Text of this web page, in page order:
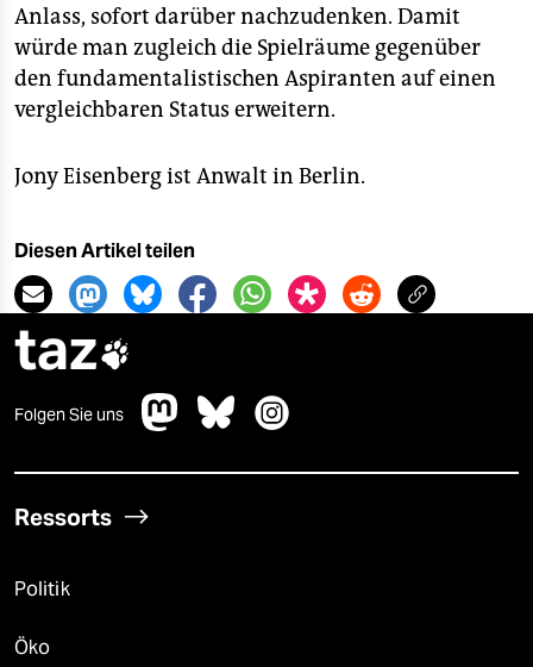
Anlass, sofort darüber nachzudenken. Damit
würde man zugleich die Spielräume gegenüber
den fundamentalistischen Aspiranten auf einen
vergleichbaren Status erweitern.
Jony Eisenberg ist Anwalt in Berlin.
Diesen Artikel teilen
taz
Folgen Sie uns
Ressorts
Politik
Öko